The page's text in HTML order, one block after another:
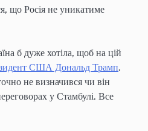
що Росія не уникатиме
б дуже хотіла, щоб на цій
США Дональд Трамп.
не визначився чи він
у Стамбулі. Все